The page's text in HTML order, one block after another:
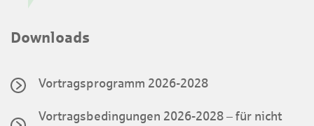
Downloads
Vortragsprogramm 2026-2028
Vortragsbedingungen 2026-2028 – für nicht